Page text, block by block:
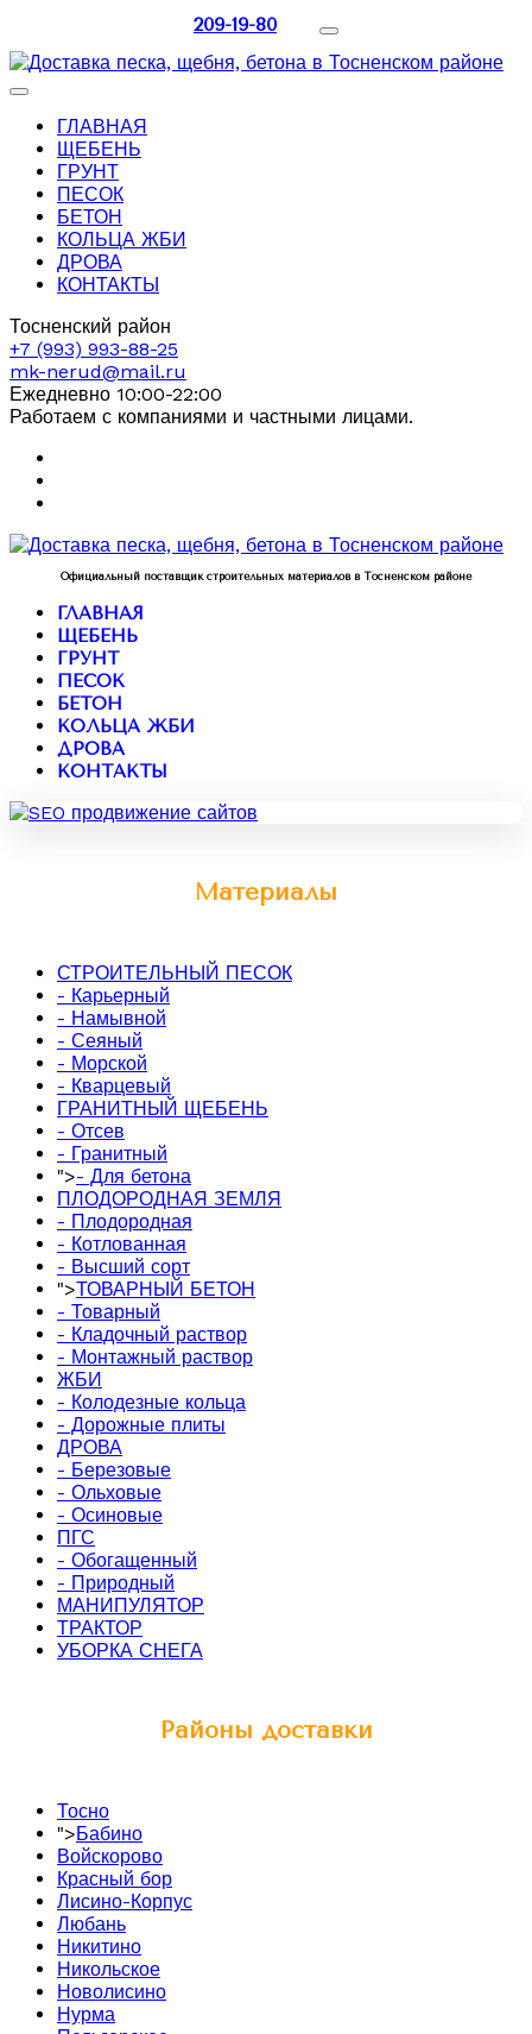
209-19-80
ГЛАВНАЯ
ЩЕБЕНЬ
ГРУНТ
ПЕСОК
БЕТОН
КОЛЬЦА ЖБИ
ДРОВА
КОНТАКТЫ
Тосненский район
+7 (993) 993-88-25
mk-nerud@mail.ru
Ежедневно 10:00-22:00
Работаем с компаниями и частными лицами.
Официальный поставщик строительных материалов в Тосненском районе
ГЛАВНАЯ
ЩЕБЕНЬ
ГРУНТ
ПЕСОК
БЕТОН
КОЛЬЦА ЖБИ
ДРОВА
КОНТАКТЫ
Материалы
СТРОИТЕЛЬНЫЙ ПЕСОК
- Карьерный
- Намывной
- Сеяный
- Морской
- Кварцевый
ГРАНИТНЫЙ ЩЕБЕНЬ
- Отсев
- Гранитный
">- Для бетона
ПЛОДОРОДНАЯ ЗЕМЛЯ
- Плодородная
- Котлованная
- Высший сорт
">ТОВАРНЫЙ БЕТОН
- Товарный
- Кладочный раствор
- Монтажный раствор
ЖБИ
- Колодезные кольца
- Дорожные плиты
ДРОВА
- Березовые
- Ольховые
- Осиновые
ПГС
- Обогащенный
- Природный
МАНИПУЛЯТОР
ТРАКТОР
УБОРКА СНЕГА
Районы доставки
Тосно
">Бабино
Войскорово
Красный бор
Лисино-Корпус
Любань
Никитино
Никольское
Новолисино
Нурма